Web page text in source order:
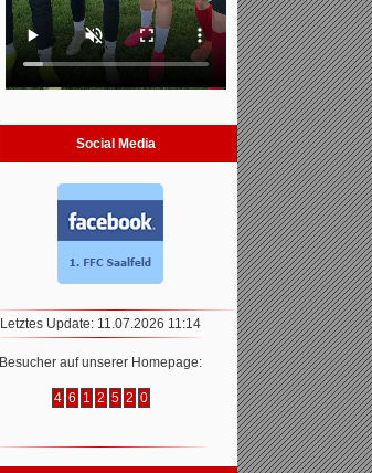
Social Media
Letztes Update: 11.07.2026 11:14
Besucher auf unserer Homepage:
4 6 1 2 5 2 0